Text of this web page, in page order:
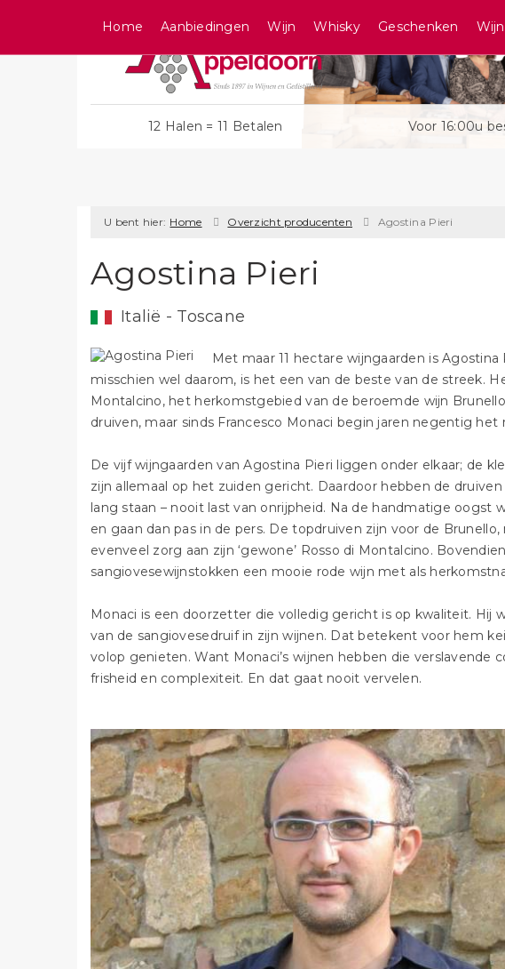
12 Halen = 11 Betalen Voor 16:00u
Home Aanbiedingen Wijn Whisky Geschenken
U bent hier: Home Overzicht producenten Agostina Pieri
Agostina Pieri
Italië - Toscane
Met maar 11 hectare wijngaarden is
misschien wel daarom, is het een van de beste van de streek.
Montalcino, het herkomstgebied van de beroemde wijn
druiven, maar sinds Francesco Monaci begin jaren negentig het
De vijf wijngaarden van Agostina Pieri liggen onder elkaar; de
zijn allemaal op het zuiden gericht. Daardoor hebben de
lang staan – nooit last van onrijpheid. Na de handmatige oogst
en gaan dan pas in de pers. De topdruiven zijn voor de
evenveel zorg aan zijn ‘gewone’ Rosso di Montalcino.
sangiovesewijnstokken een mooie rode wijn met als
Monaci is een doorzetter die volledig gericht is op kwaliteit. Hij
van de sangiovesedruif in zijn wijnen. Dat betekent voor hem
volop genieten. Want Monaci’s wijnen hebben die verslavende
frisheid en complexiteit. En dat gaat nooit vervelen.